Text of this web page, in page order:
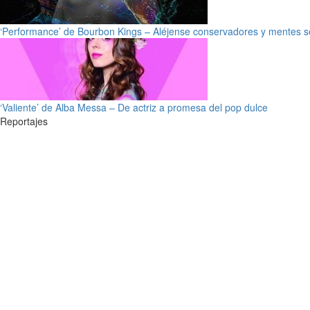
‘Performance’ de Bourbon Kings – Aléjense conservadores y mentes
‘Valiente’ de Alba Messa – De actriz a promesa del pop dulce
Reportajes